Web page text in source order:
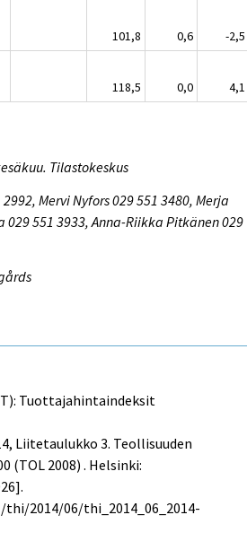
101,8 0,6
-2,5
118,5 0,0 4,1
Tilastokeskus
Mervi Nyfors 029 551 3480, Merja
029 551 3933, Anna-Riikka Pitkänen 029
Tuottajahintaindeksit
Liitetaulukko 3. Teollisuuden
(TOL 2008) . Helsinki:
2014/06/thi_2014_06_2014-